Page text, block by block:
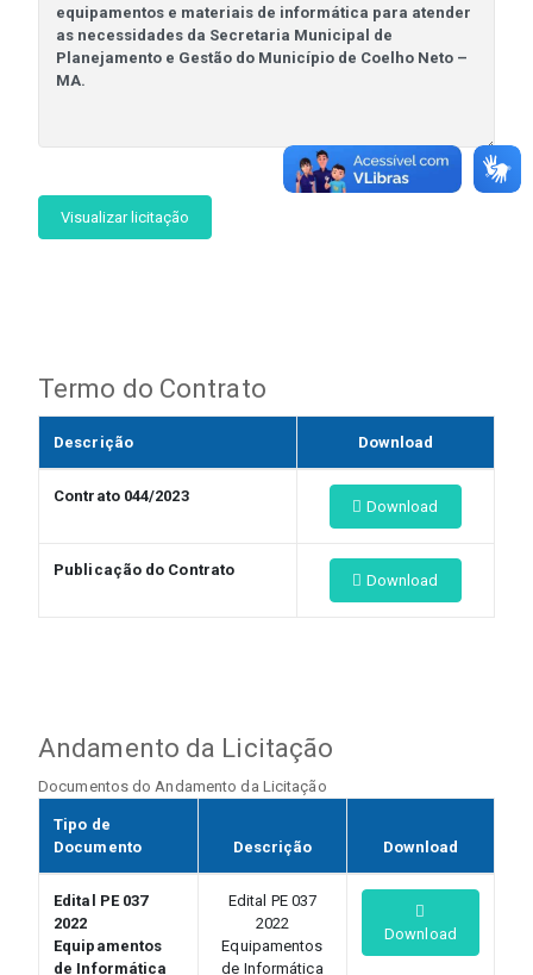
Visualizar licitação
Termo do Contrato
Descrição Download
Contrato 044/2023
Download
Publicação do Contrato
Download
Andamento da Licitação
Documentos do Andamento da Licitação
Tipo de
Documento
Descrição Download
Edital PE 037
2022
Equipamentos
de Informática
Edital PE 037
2022
Equipamentos
de Informática
Download